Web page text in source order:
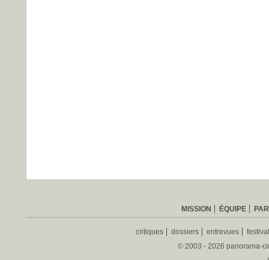
MISSION ÉQUIPE
critiques dossiers entrevues
© 2003 - 2026 panorama-